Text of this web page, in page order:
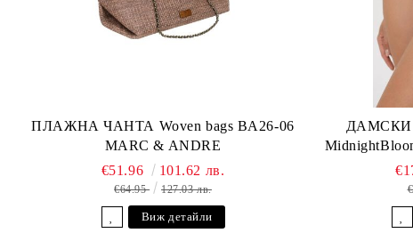
ПЛАЖНА ЧАНТА Woven bags BA26-06
MARC & ANDRE
€51.96 101.62 лв.
€64.95 127.03 лв.
Виж детайли